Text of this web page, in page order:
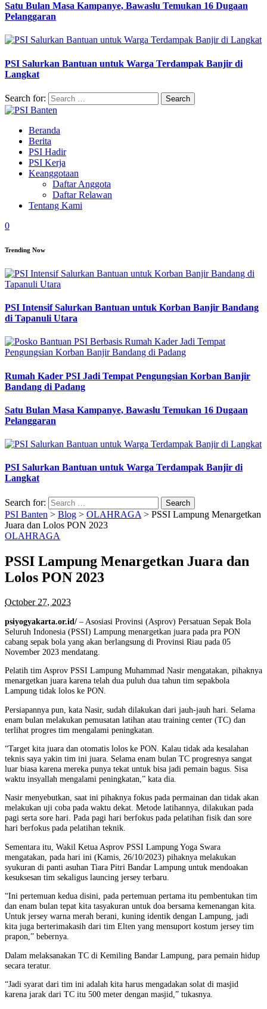
Satu Bulan Masa Kampanye, Bawaslu Temukan 16 Dugaan
Pelanggaran
PSI Salurkan Bantuan untuk Warga Terdampak Banjir di
Langkat
Search for:
Beranda
Berita
PSI Hadir
PSI Kerja
Keanggotaan
Daftar Anggota
Daftar Relawan
Tentang Kami
0
Trending Now
PSI Intensif Salurkan Bantuan untuk Korban Banjir Bandang
di Tapanuli Utara
Rumah Kader PSI Jadi Tempat Pengungsian Korban Banjir
Bandang di Padang
Satu Bulan Masa Kampanye, Bawaslu Temukan 16 Dugaan
Pelanggaran
PSI Salurkan Bantuan untuk Warga Terdampak Banjir di
Langkat
Search for:
PSI Banten > Blog > OLAHRAGA > PSSI Lampung Menargetkan
Juara dan Lolos PON 2023
OLAHRAGA
PSSI Lampung Menargetkan Juara dan
Lolos PON 2023
October 27, 2023
psiyogyakarta.or.id/ – Asosiasi Provinsi (Asprov) Persatuan Sepak Bola
Seluruh Indonesia (PSSI) Lampung menargetkan juara pada pra PON
cabang sepak bola yang akan berlangsung di Provinsi Riau pada 05
November 2023 mendatang.
Pelatih tim Asprov PSSI Lampung Muhammad Nasir mengatakan, pihaknya
menargetkan juara karena telah dua puluh dua tahun tim sepakbola
Lampung tidak lolos ke PON.
Persiapannya pun, kata Nasir, sudah dilakukan dari jauh-jauh hari. Selama
enam bulan melakukan pemusatan latihan atau training center (TC) dan
terlihat progres tim mengalami peningkatan.
“Target kita juara dan otomatis lolos ke PON. Kalau tidak ada kesalahan
teknis saya yakin tim ini juara. Selama enam bulan TC progresnya sangat
luar biasa karena mereka punya tekat untuk bisa jadi pemain bagus. Sisa
waktu insyallah mengalami peningkatan,” kata dia.
Nasir menyebutkan, saat ini pihaknya fokus pada permainan dan tidak akan
melakukan uji coba pada waktu dekat. Metode latihannya, dilakukan pada
pagi serta sore hari. Pada pagi hari berfokus pada pelatihan fisik dan sore
hari berfokus pada pelatihan teknik.
Sementara itu, Wakil Ketua Asprov PSSI Lampung Yoga Swara
mengatakan, pada hari ini (Kamis, 26/10/2023) pihaknya melakukan
syukuran di panti asuhan Tiara Pitri Bandar Lampung untuk mendoakan
kesuksesan tim sekaligus launcing jersey terbaru.
“Ini pertemuan kedua disini, pada pertemuan pertama itu pembentukan tim
dan enam bulan tepat kita tasyakuran untuk doa bersama kemenangan kita.
Untuk jersey warna merah berani, kuning identik dengan Lampung, jadi
kita juga berterimakasih dari tim Elten yang mensuport kostum jersey tim
prapon,” bebernya.
Dalam melaksanakan TC di Kemiling Bandar Lampung, para pemain hidup
secara teratur.
“Jadi syarat dari tim ini adalah kita harus mengadakan solat di masjid
karena jarak dari TC itu 500 meter dengan masjid,” tukasnya.